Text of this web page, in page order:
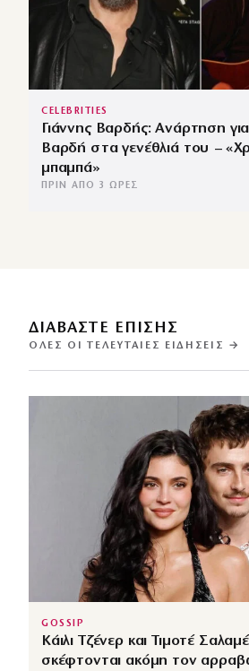
CELEBRITIES
Γιάννης Βαρδής: Ανάρτηση
Βαρδή στα γενέθλιά του –
μπαμπά»
ΠΡΙΝ ΑΠΌ 3 ΏΡΕΣ
ΔΙΑΒΑΣΤΕ ΕΠΙΣΗΣ
ΌΛΕΣ ΟΙ ΤΕΛΕΥΤΑΊΕΣ ΕΙΔΉΣΕΙΣ →
GOSSIP
Κάιλι Τζένερ και Τιμοτέ
σκέφτονται ακόμη τον